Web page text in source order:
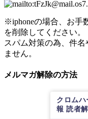
※iphoneの場合、お手
を削除してください。
スパム対策の為、件
ません。
メルマガ解除の方法
クロム
報 読者